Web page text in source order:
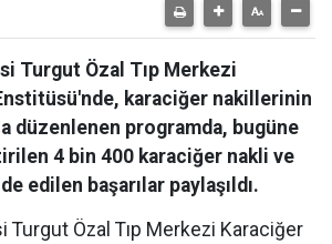
Turgut Özal Tıp Merkezi
karaciğer nakillerinin
düzenlenen programda, bugüne
4 bin 400 karaciğer nakli ve
edilen başarılar paylaşıldı.
Turgut Özal Tıp Merkezi Karaciğer